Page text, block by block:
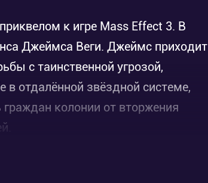
к игре Mass Effect 3. В
Джеймса Веги. Джеймс приходит
с таинственной угрозой,
в отдалённой звёздной системе,
колонии от вторжения